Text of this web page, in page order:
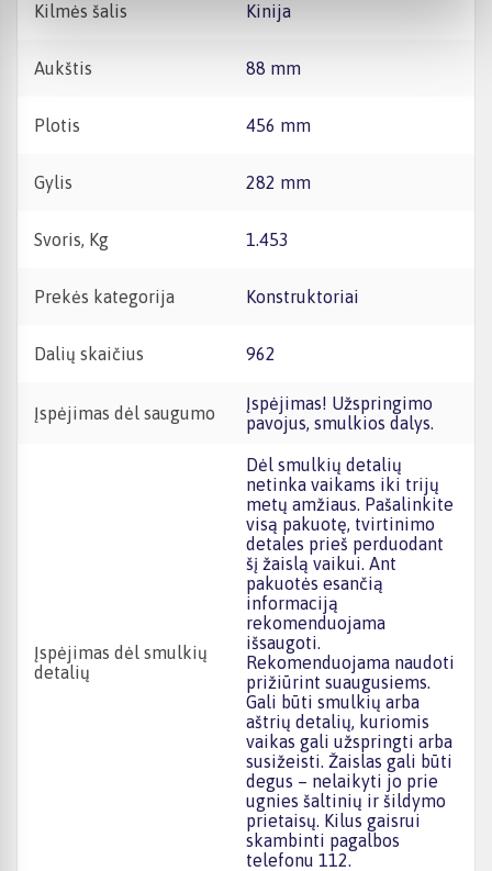
Kilmės šalis Kinija
Aukštis 88 mm
Plotis 456 mm
Gylis 282 mm
Svoris, Kg 1.453
Prekės kategorija Konstruktoriai
Dalių skaičius 962
Įspėjimas dėl saugumo
Įspėjimas! Užspringimo
pavojus, smulkios dalys.
Įspėjimas dėl smulkių
detalių
Dėl smulkių detalių
netinka vaikams iki trijų
metų amžiaus. Pašalinkite
visą pakuotę, tvirtinimo
detales prieš perduodant
šį žaislą vaikui. Ant
pakuotės esančią
informaciją
rekomenduojama
išsaugoti.
Rekomenduojama naudoti
prižiūrint suaugusiems.
Gali būti smulkių arba
aštrių detalių, kuriomis
vaikas gali užspringti arba
susižeisti. Žaislas gali būti
degus – nelaikyti jo prie
ugnies šaltinių ir šildymo
prietaisų. Kilus gaisrui
skambinti pagalbos
telefonu 112.